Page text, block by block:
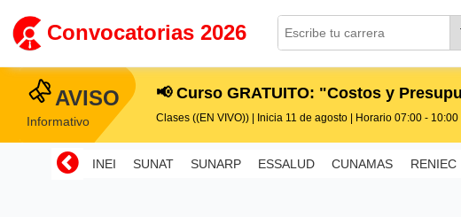
Convocatorias 2026
AVISO
Informativo
📢 Curso GRATUITO: "Costos y
Clases ((EN VIVO)) | Inicia 11 de agosto | Horario 07:00 -
INEI SUNAT SUNARP ESSALUD CUNAMAS RENIEC